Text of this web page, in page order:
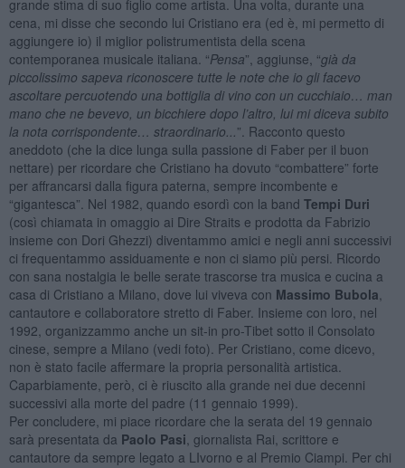
grande stima di suo figlio come artista. Una volta, durante una
cena, mi disse che secondo lui Cristiano era (ed è, mi permetto di
aggiungere io) il miglior polistrumentista della scena
contemporanea musicale italiana. “Pensa”, aggiunse, “già da
piccolissimo sapeva riconoscere tutte le note che io gli facevo
ascoltare percuotendo una bottiglia di vino con un cucchiaio… man
mano che ne bevevo, un bicchiere dopo l’altro, lui mi diceva subito
la nota corrispondente… straordinario... ”. Racconto questo
aneddoto (che la dice lunga sulla passione di Faber per il buon
nettare) per ricordare che Cristiano ha dovuto “combattere” forte
per affrancarsi dalla figura paterna, sempre incombente e
“gigantesca”. Nel 1982, quando esordì con la band Tempi Duri
(così chiamata in omaggio ai Dire Straits e prodotta da Fabrizio
insieme con Dori Ghezzi) diventammo amici e negli anni successivi
ci frequentammo assiduamente e non ci siamo più persi. Ricordo
con sana nostalgia le belle serate trascorse tra musica e cucina a
casa di Cristiano a Milano, dove lui viveva con Massimo Bubola
cantautore e collaboratore stretto di Faber. Insieme con loro, nel
1992, organizzammo anche un sit-in pro-Tibet sotto il Consolato
cinese, sempre a Milano (vedi foto). Per Cristiano, come dicevo,
non è stato facile affermare la propria personalità artistica.
Caparbiamente, però, ci è riuscito alla grande nei due decenni
successivi alla morte del padre (11 gennaio 1999).
Per concludere, mi piace ricordare che la serata del 19 gennaio
sarà presentata da Paolo Pasi , giornalista Rai, scrittore e
cantautore da sempre legato a LIvorno e al Premio Ciampi. Per chi